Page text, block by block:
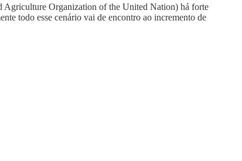
Agriculture Organization of the United Nation) há forte
todo esse cenário vai de encontro ao incremento de